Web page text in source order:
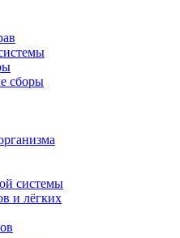
сборы
системы
и лёгких